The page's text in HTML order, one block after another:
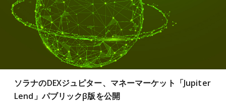
ソラナのDEXジュピター、マネーマーケット「Jupiter
Lend」パブリックβ版を公開